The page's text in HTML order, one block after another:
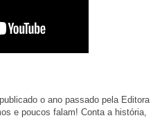
o ano passado pela Editora
e poucos falam! Conta a história,